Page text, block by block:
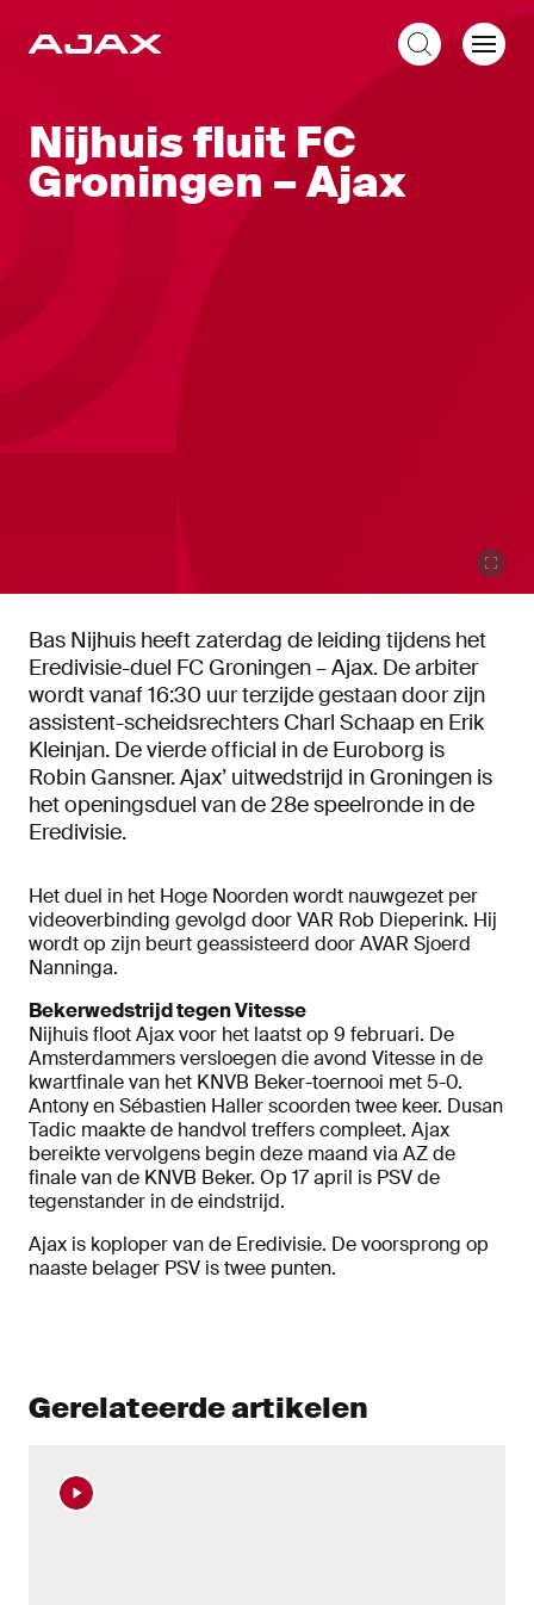
Nijhuis fluit FC
Groningen – Ajax
Bas Nijhuis heeft zaterdag de leiding tijdens het
Eredivisie-duel FC Groningen – Ajax. De arbiter
wordt vanaf 16:30 uur terzijde gestaan door zijn
assistent-scheidsrechters Charl Schaap en Erik
Kleinjan. De vierde official in de Euroborg is
Robin Gansner. Ajax’ uitwedstrijd in Groningen is
het openingsduel van de 28e speelronde in de
Eredivisie.
Het duel in het Hoge Noorden wordt nauwgezet per
videoverbinding gevolgd door VAR Rob Dieperink. Hij
wordt op zijn beurt geassisteerd door AVAR Sjoerd
Nanninga.
Bekerwedstrijd tegen Vitesse
Nijhuis floot Ajax voor het laatst op 9 februari. De
Amsterdammers versloegen die avond Vitesse in de
kwartfinale van het KNVB Beker-toernooi met 5-0.
Antony en Sébastien Haller scoorden twee keer. Dusan
Tadic maakte de handvol treffers compleet. Ajax
bereikte vervolgens begin deze maand via AZ de
finale van de KNVB Beker. Op 17 april is PSV de
tegenstander in de eindstrijd.
Ajax is koploper van de Eredivisie. De voorsprong op
naaste belager PSV is twee punten.
Gerelateerde artikelen